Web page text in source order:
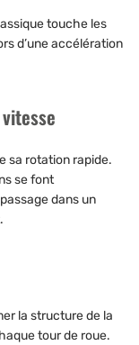
touche les
d’une accélération
sa rotation rapide.
se font
dans un
la structure de la
tour de roue.